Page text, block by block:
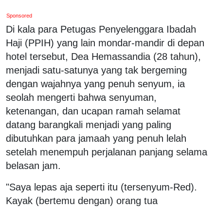
Sponsored
Di kala para Petugas Penyelenggara Ibadah
Haji (PPIH) yang lain mondar-mandir di depan
hotel tersebut, Dea Hemassandia (28 tahun),
menjadi satu-satunya yang tak bergeming
dengan wajahnya yang penuh senyum, ia
seolah mengerti bahwa senyuman,
ketenangan, dan ucapan ramah selamat
datang barangkali menjadi yang paling
dibutuhkan para jamaah yang penuh lelah
setelah menempuh perjalanan panjang selama
belasan jam.
"Saya lepas aja seperti itu (tersenyum-Red).
Kayak (bertemu dengan) orang tua